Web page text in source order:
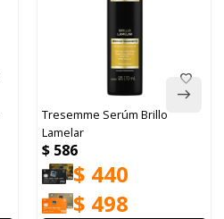
Tresemme Serúm Brillo
Lamelar
$ 586
$ 440
$ 498